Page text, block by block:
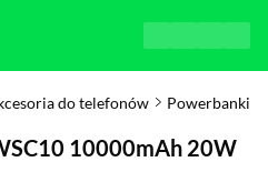
do telefonów Powerbanki
10000mAh 20W